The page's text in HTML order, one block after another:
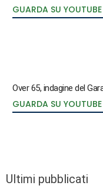
GUARDA SU YOUTUBE
Over 65, indagine del
GUARDA SU YOUTUBE
Ultimi pubblicati